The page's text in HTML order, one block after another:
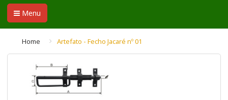
Menu
Home Artefato - Fecho Jacaré nº 01